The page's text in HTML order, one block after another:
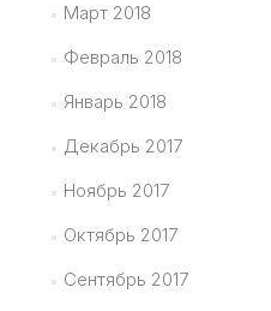
Март 2018
Февраль 2018
Январь 2018
Декабрь 2017
Ноябрь 2017
Октябрь 2017
Сентябрь 2017